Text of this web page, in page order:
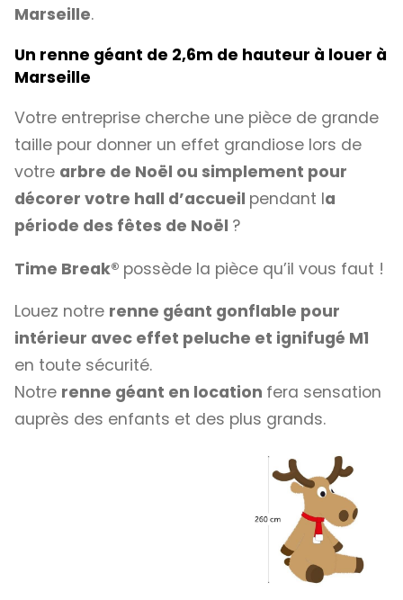
Marseille.
Un renne géant de 2,6m de hauteur à louer à
Marseille
Votre entreprise cherche une pièce de grande
taille pour donner un effet grandiose lors de
votre arbre de Noël ou simplement pour
décorer votre hall d’accueil pendant la
période des fêtes de Noël ?
Time Break® possède la pièce qu’il vous faut !
Louez notre renne géant gonflable pour
intérieur avec effet peluche et ignifugé M1
en toute sécurité.
Notre renne géant en location fera sensation
auprès des enfants et des plus grands.